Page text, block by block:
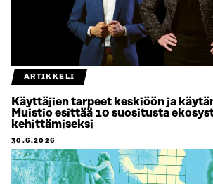
ARTIKKELI
Käyttäjien tarpeet keskiöön ja
Muistio esittää 10 suositusta
kehittämiseksi
30.6.2026